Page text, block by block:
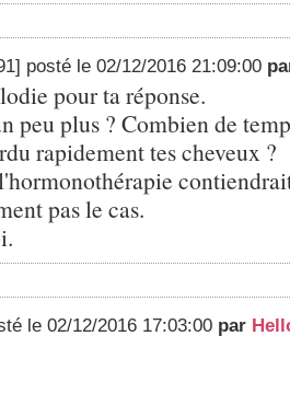
posté le 02/12/2016 21:09:00
pour ta réponse.
peu plus ? Combien de
rapidement tes cheveux ?
pas le cas.
le 02/12/2016 17:03:00 par